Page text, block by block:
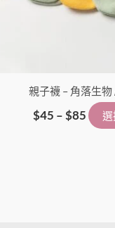
親子襪 – 角落生
$45 –$85 選